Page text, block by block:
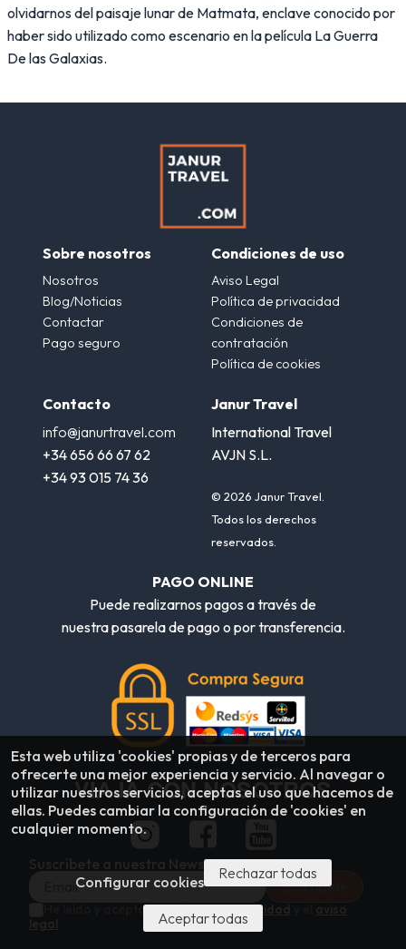
olvidarnos del paisaje lunar de Matmata, enclave conocido por
haber sido utilizado como escenario en la película La Guerra
De las Galaxias.
Sobre nosotros
Nosotros
Blog/Noticias
Contactar
Pago seguro
Condiciones de uso
Aviso Legal
Política de privacidad
Condiciones de
contratación
Política de cookies
Contacto
info@janurtravel.com
+34 656 66 67 62
+34 93 015 74 36
Janur Travel
International Travel
AVJN S.L.
© 2026 Janur Travel.
Todos los derechos
reservados.
PAGO ONLINE
Puede realizarnos pagos a través de
nuestra pasarela de pago o por transferencia.
VIAJA CON NOSOTROS
Suscríbete a nuestra Newsletter
He leído y acepto lapolítica de privacidad
Esta web utiliza 'cookies' propias y de terceros para
ofrecerte una mejor experiencia y servicio. Al navegar o
utilizar nuestros servicios, aceptas el uso que hacemos de
ellas. Puedes cambiar la configuración de 'cookies' en
cualquier momento.
Configurar cookies Rechazar todas
Aceptar todas